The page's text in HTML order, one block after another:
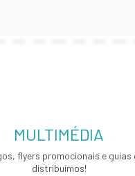
MULTIMÉDIA
flyers promocionais e guias
distribuímos!